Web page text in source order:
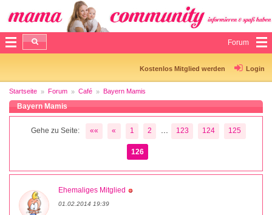
Forum
Kostenlos Mitglied werden Login
Startseite Forum Café Bayern Mamis
Bayern Mamis
Gehe zu Seite: «« « 1 2 123 124 125
126
Ehemaliges Mitglied
01.02.2014 19:39